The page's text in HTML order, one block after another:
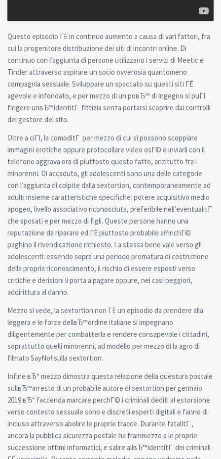
Questo episodio ГЁ in continuo aumento a causa di vari fattori, fra
cui la progenitore distribuzione dei siti di incontri online. Di
continuo con l’aggiunta di persone utilizzano i servizi di Meetic e
Tinder attraverso aspirare un socio ovverosia quantomeno
compagnia sessuale. Sviluppare un spaccato su questi siti ГЁ
agevole e infondato, e per mezzo di un poвЂ™ di ingegno si puГІ
fingere unвЂ™identitГ fittizia senza portarsi scoprire dai controlli
del gestore del sito.
Oltre a ciГІ, la comoditГ per mezzo di cui si possono scoppiare
immagini erotiche oppure protocollare video osГ© e inviarli con il
telefono aggrava ora di piuttosto questo fatto, anzitutto fra i
minorenni. Di accaduto, gli adolescenti sono una delle categorie
con l’aggiunta di colpite dalla sextortion, contemporaneamente ad
adulti insieme caratteristiche specifiche: potere acquisitivo medio
apogeo, livello associativo riconosciuta, preferibile nell’eventualitГ
che sposati e per mezzo di figli. Queste persone hanno una
reputazione da riparare ed ГЁ piuttosto probabile affinchГ©
paghino il rivendicazione richiesto. La stessa bene vale verso gli
adolescenti: essendo sopra una periodo prematura di costruzione
della propria riconoscimento, il rischio di essere esposti verso
critiche e derisioni li porta a pagare oppure, nei casi peggiori,
addirittura al danno.
Mezzo si vede, la sextortion non ГЁ un episodio da prendere alla
leggera e le forze dellвЂ™ordine italiane si impegnano
diligentemente per combatterla e rendere consapevole i cittadini,
soprattutto quelli minorenni, ad modello per mezzo di la agro di
filmato SayNo! sulla sextortion.
Infine вЂ“ mezzo dimostra questa relazione della questura postale
sullвЂ™arresto di un probabile autore di sextortion per gennaio
2019 вЂ“ faccenda marcare perchГ© i criminali dediti al estorsione
verso contesto sessuale sono e discreti esperti digitali e fanno di
incluso attraverso abolire le proprie tracce. Durante fatalitГ ,
ancora la pubblica sicurezza postale ha frammezzo a le proprie
successione ottimi informatici, e salire allвЂ™identitГ dei criminali